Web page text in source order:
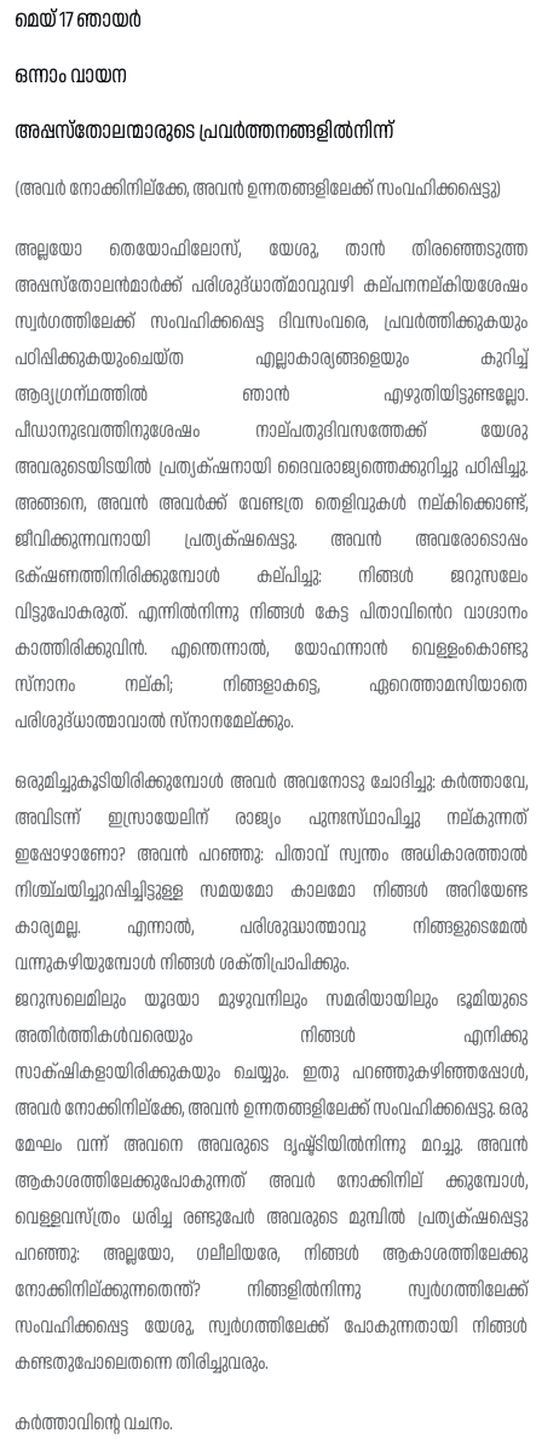
മെയ് 17 ഞായർ
ഒന്നാം വായന
അപ്പസ്തോലന്മാരുടെ പ്രവർത്തനങ്ങളിൽനിന്ന്
(അവർ നോക്കിനില്ക്കേ, അവൻ ഉന്നതങ്ങളിലേക്ക് സംവഹിക്കപ്പെട്ടു)
അല്ലയോ തെയോഫിലോസ്, യേശു, താൻ തിരഞ്ഞെടുത്ത
അപ്പസ്തോലൻമാർക്ക് പരിശുദ്‌ധാത്‌മാവുവഴി കല്‌പനനല്കിയശേഷം
സ്വർഗത്തിലേക്ക് സംവഹിക്കപ്പെട്ട ദിവസംവരെ, പ്രവർത്തിക്കുകയും
പഠിപ്പിക്കുകയുംചെയ്‌ത എല്ലാകാര്യങ്ങളെയും കുറിച്ച്
ആദ്യഗ്രന്‌ഥത്തിൽ ഞാൻ എഴുതിയിട്ടുണ്ടല്ലോ.
പീഡാനുഭവത്തിനുശേഷം നാല്‌പതുദിവസത്തേക്ക് യേശു
അവരുടെയിടയിൽ പ്രത്യക്‌ഷനായി ദൈവരാജ്യത്തെക്കുറിച്ചു പഠിപ്പിച്ചു.
അങ്ങനെ, അവൻ അവർക്ക് വേണ്ടത്ര തെളിവുകൾ നല്കിക്കൊണ്ട്,
ജീവിക്കുന്നവനായി പ്രത്യക്‌ഷപ്പെട്ടു. അവൻ അവരോടൊപ്പം
ഭക്‌ഷണത്തിനിരിക്കുമ്പോൾ കല്‌പിച്ചു: നിങ്ങൾ ജറുസലേം
വിട്ടുപോകരുത്. എന്നിൽനിന്നു നിങ്ങൾ കേട്ട പിതാവിൻെറ വാഗ്ദാനം
കാത്തിരിക്കുവിൻ. എന്തെന്നാൽ, യോഹന്നാൻ വെള്ളംകൊണ്ടു
സ്നാനം നല്‌കി; നിങ്ങളാകട്ടെ, ഏറെത്താമസിയാതെ
പരിശുദ്‌ധാത്മാവാൽ സ്നാനമേല്ക്കും.
ഒരുമിച്ചുകൂടിയിരിക്കുമ്പോൾ അവർ അവനോടു ചോദിച്ചു: കർത്താവേ,
അവിടന്ന് ഇസ്രായേലിന് രാജ്യം പുനഃസ്‌ഥാപിച്ചു നല്‌കുന്നത്
ഇപ്പോഴാണോ? അവൻ പറഞ്ഞു: പിതാവ് സ്വന്തം അധികാരത്താൽ
നിശ്ച്‌ചയിച്ചുറപ്പിച്ചിട്ടുള്ള സമയമോ കാലമോ നിങ്ങൾ അറിയേണ്ട
കാര്യമല്ല. എന്നാൽ, പരിശുദ്ധാത്മാവു നിങ്ങളുടെമേൽ
വന്നുകഴിയുമ്പോൾ നിങ്ങൾ ശക്‌തിപ്രാപിക്കും.
ജറുസലെമിലും യൂദയാ മുഴുവനിലും സമരിയായിലും ഭൂമിയുടെ
അതിർത്തികൾവരെയും നിങ്ങൾ എനിക്കു
സാക്‌ഷികളായിരിക്കുകയും ചെയ്യും. ഇതു പറഞ്ഞുകഴിഞ്ഞപ്പോൾ,
അവർ നോക്കിനില്ക്കേ, അവൻ ഉന്നതങ്ങളിലേക്ക് സംവഹിക്കപ്പെട്ടു. ഒരു
മേഘം വന്ന് അവനെ അവരുടെ ദൃഷ്ട്‌ടിയിൽനിന്നു മറച്ചു. അവൻ
ആകാശത്തിലേക്കുപോകുന്നത് അവർ നോക്കിനില് ക്കുമ്പോൾ,
വെള്ളവസ്ത്രം ധരിച്ച രണ്ടുപേർ അവരുടെ മുമ്പിൽ പ്രത്യക്‌ഷപ്പെട്ടു
പറഞ്ഞു: അല്ലയോ, ഗലീലിയരേ, നിങ്ങൾ ആകാശത്തിലേക്കു
നോക്കിനില്ക്കുന്നതെന്ത്? നിങ്ങളിൽനിന്നു സ്വർഗത്തിലേക്ക്
സംവഹിക്കപ്പെട്ട യേശു, സ്വർഗത്തിലേക്ക് പോകുന്നതായി നിങ്ങൾ
കണ്ടതുപോലെതന്നെ തിരിച്ചുവരും.
കർത്താവിന്റെ വചനം.